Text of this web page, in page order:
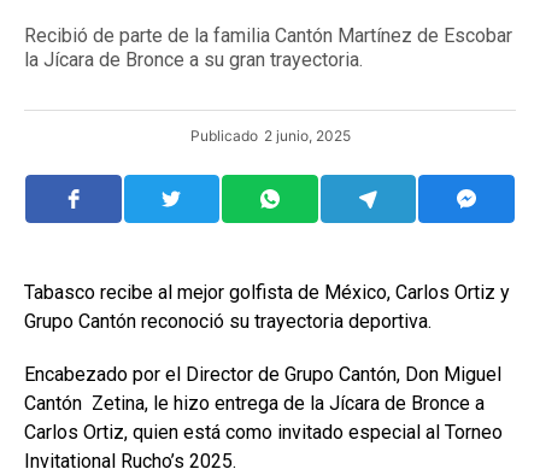
Recibió de parte de la familia Cantón Martínez de Escobar
la Jícara de Bronce a su gran trayectoria.
Publicado 2 junio, 2025
Tabasco recibe al mejor golfista de México, Carlos Ortiz y
Grupo Cantón reconoció su trayectoria deportiva.
Encabezado por el Director de Grupo Cantón, Don Miguel
Cantón Zetina, le hizo entrega de la Jícara de Bronce a
Carlos Ortiz, quien está como invitado especial al Torneo
Invitational Rucho’s 2025.